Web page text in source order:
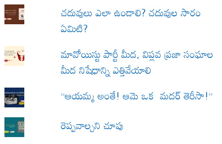
చదువులు ఎలా ఉండాలి? చదువుల సారం
ఏమిటి?
మావోయిస్టు పార్టీ మీద, విప్లవ ప్రజా సంఘాల
మీద నిషేధాన్ని ఎత్తివేయాలి
“ఆయమ్మ అంతే! ఆమె ఒక మదర్ తెరీసా!”
రెప్పవాల్చని చూపు